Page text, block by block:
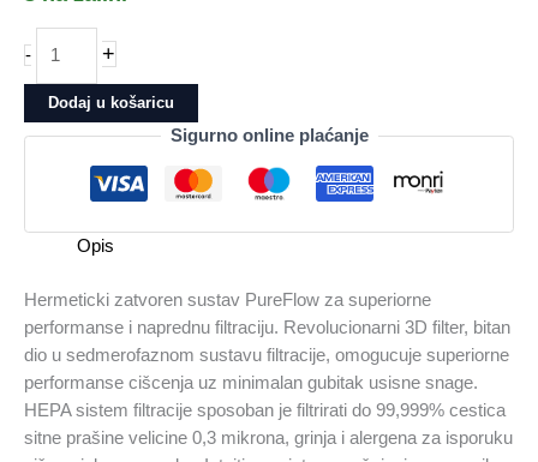
-
Usisivač
ELECTROLUX
PC91-
4MG,
kanisterom
količina
+
Dodaj u košaricu
Sigurno online plaćanje
Opis
Hermeticki zatvoren sustav PureFlow za superiorne
performanse i naprednu filtraciju. Revolucionarni 3D filter, bitan
dio u sedmerofaznom sustavu filtracije, omogucuje superiorne
performanse cišcenja uz minimalan gubitak usisne snage.
HEPA sistem filtracije sposoban je filtrirati do 99,999% cestica
sitne prašine velicine 0,3 mikrona, grinja i alergena za isporuku